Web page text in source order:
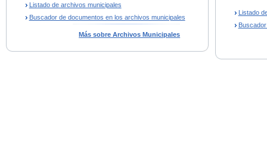
Listado de archivos municipales
Buscador de documentos en los archivos municipales
Más sobre Archivos Municipales
Listado